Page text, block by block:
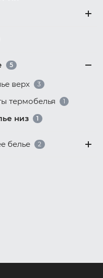
5
верх 3
термобелья 1
низ 1
белье 2